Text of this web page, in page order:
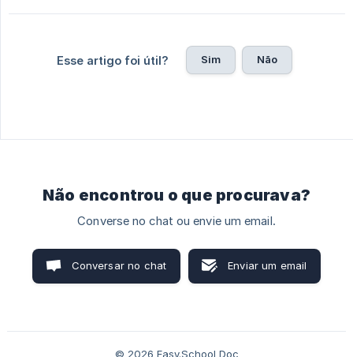
Esse artigo foi útil? Sim Não
Não encontrou o que procurava?
Converse no chat ou envie um email.
Conversar no chat Enviar um email
© 2026 Easy.School Doc